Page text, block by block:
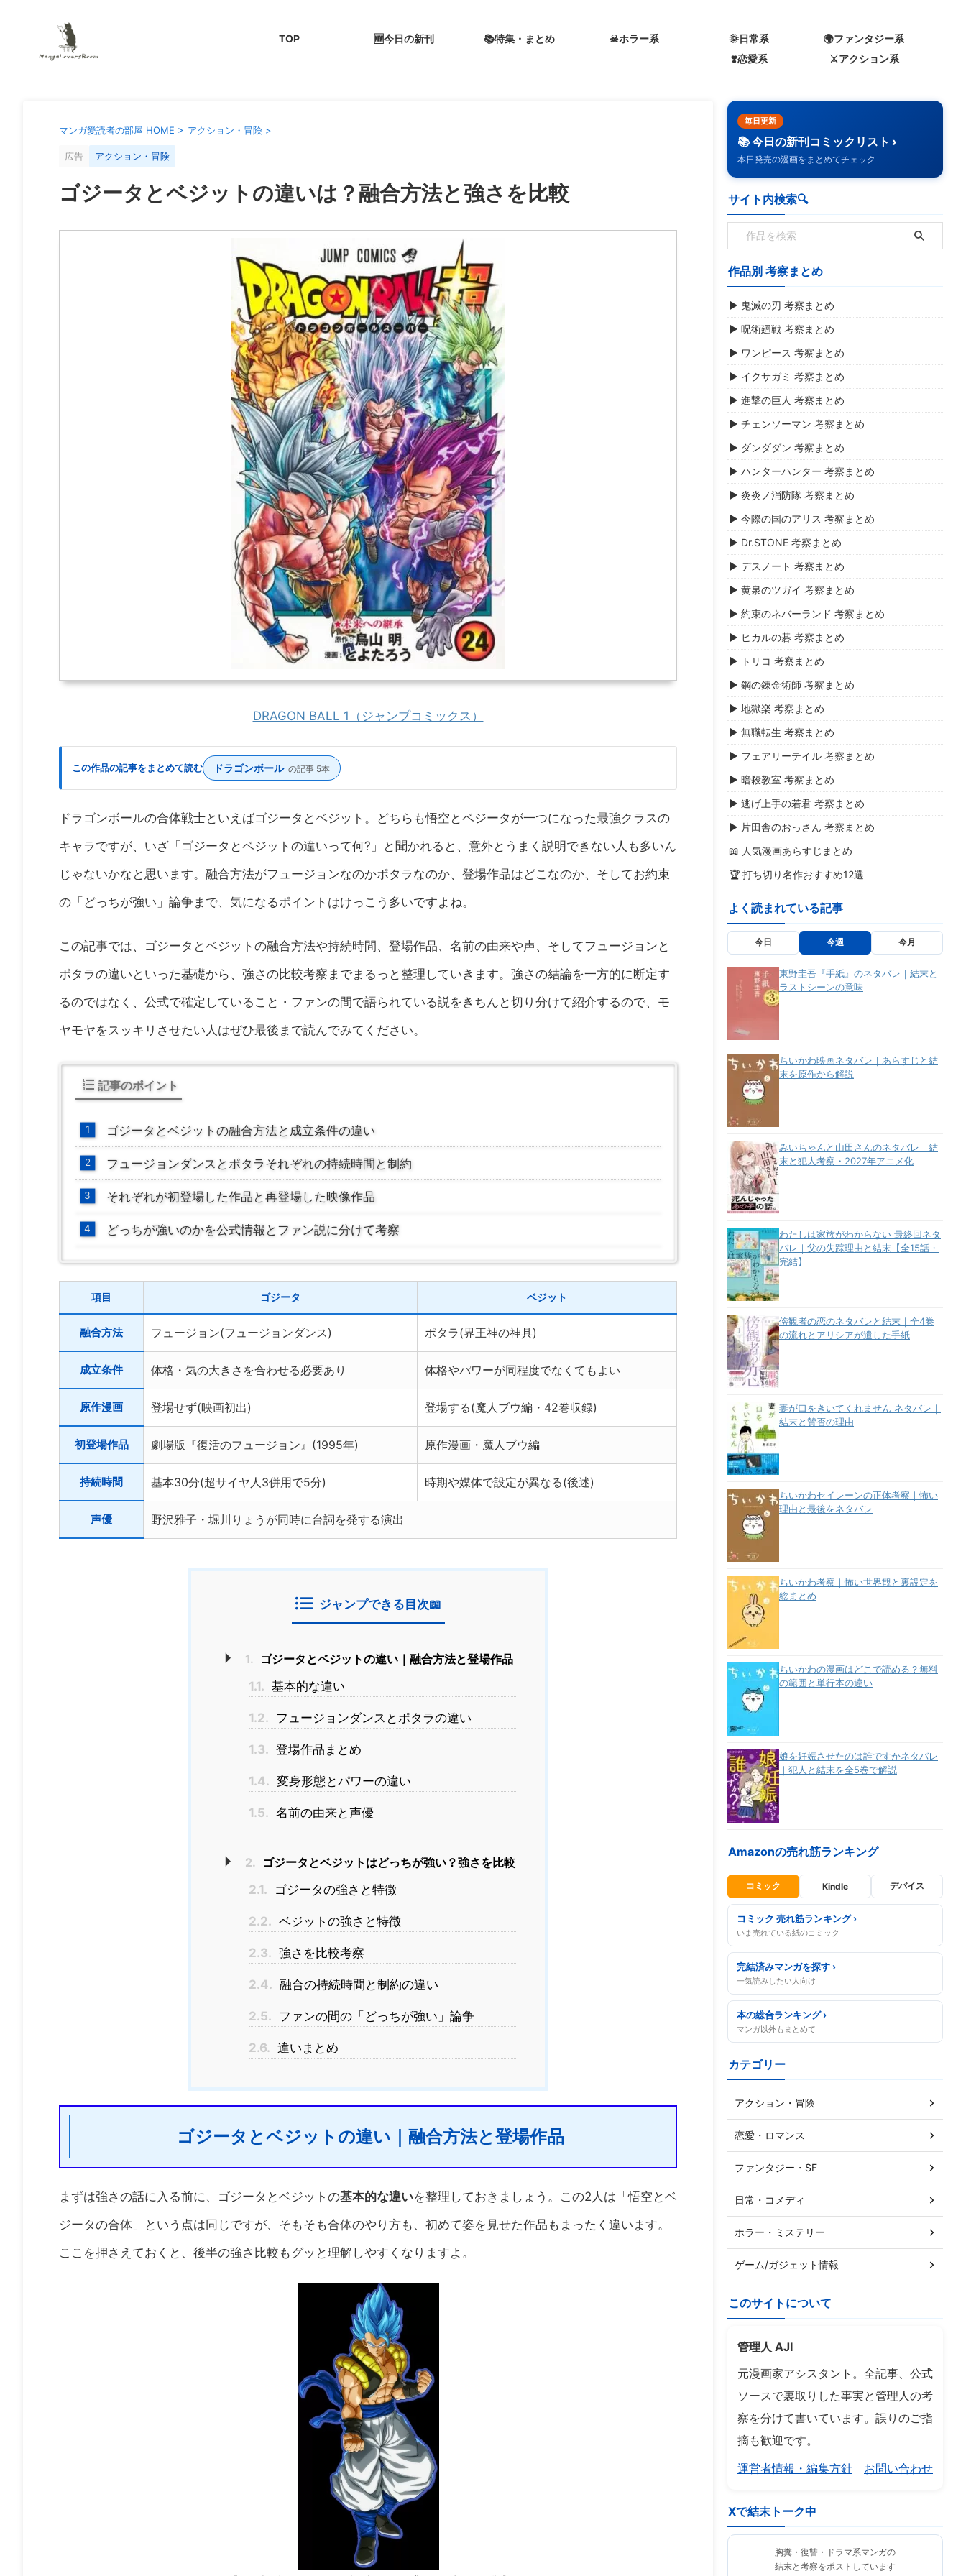
TOP 🆕今日の新刊 📚特集・まとめ ☠ホラー系 🌞日常系
🌍️ファンタジー系
❣️恋愛系
⚔️アクション系
マンガ愛読者の部屋 HOME > アクション・冒険 >
広告 アクション・冒険
ゴジータとベジットの違いは？融合方法と強さを比較
DRAGON BALL 1（ジャンプコミックス）
この作品の記事をまとめて読む ドラゴンボール の記事 5本
ドラゴンボールの合体戦士といえばゴジータとベジット。どちらも悟空とベジータが一つになった最強クラスの
キャラですが、いざ「ゴジータとベジットの違いって何?」と聞かれると、意外とうまく説明できない人も多いん
じゃないかなと思います。融合方法がフュージョンなのかポタラなのか、登場作品はどこなのか、そしてお約束
の「どっちが強い」論争まで、気になるポイントはけっこう多いですよね。
この記事では、ゴジータとベジットの融合方法や持続時間、登場作品、名前の由来や声、そしてフュージョンと
ポタラの違いといった基礎から、強さの比較考察までまるっと整理していきます。強さの結論を一方的に断定す
るのではなく、公式で確定していること・ファンの間で語られている説をきちんと切り分けて紹介するので、モ
ヤモヤをスッキリさせたい人はぜひ最後まで読んでみてください。
記事のポイント
ゴジータとベジットの融合方法と成立条件の違い
フュージョンダンスとポタラそれぞれの持続時間と制約
それぞれが初登場した作品と再登場した映像作品
どっちが強いのかを公式情報とファン説に分けて考察
項目 ゴジータ ベジット
融合方法 フュージョン(フュージョンダンス) ポタラ(界王神の神具)
成立条件 体格・気の大きさを合わせる必要あり 体格やパワーが同程度でなくてもよい
原作漫画 登場せず(映画初出) 登場する(魔人ブウ編・42巻収録)
初登場作品 劇場版『復活のフュージョン』(1995年) 原作漫画・魔人ブウ編
持続時間 基本30分(超サイヤ人3併用で5分) 時期や媒体で設定が異なる(後述)
声優 野沢雅子・堀川りょうが同時に台詞を発する演出
ジャンプできる目次📖
1. ゴジータとベジットの違い｜融合方法と登場作品
1.1. 基本的な違い
1.2. フュージョンダンスとポタラの違い
1.3. 登場作品まとめ
1.4. 変身形態とパワーの違い
1.5. 名前の由来と声優
2. ゴジータとベジットはどっちが強い？強さを比較
2.1.
ゴジータの強さと特徴
2.2. ベジットの強さと特徴
2.3. 強さを比較考察
2.4. 融合の持続時間と制約の違い
2.5. ファンの間の「どっちが強い」論争
2.6. 違いまとめ
ゴジータとベジットの違い｜融合方法と登場作品
まずは強さの話に入る前に、ゴジータとベジットの基本的な違いを整理しておきましょう。この2人は「悟空とベ
ジータの合体」という点は同じですが、そもそも合体のやり方も、初めて姿を見せた作品もまったく違います。
ここを押さえておくと、後半の強さ比較もグッと理解しやすくなりますよ。
毎日更新
📚 今日の新刊コミックリスト ›
本日発売の漫画をまとめてチェック
サイト内検索🔍️
作品別 考察まとめ
▶ 鬼滅の刃 考察まとめ
▶ 呪術廻戦 考察まとめ
▶ ワンピース 考察まとめ
▶ イクサガミ 考察まとめ
▶ 進撃の巨人 考察まとめ
▶ チェンソーマン 考察まとめ
▶ ダンダダン 考察まとめ
▶ ハンターハンター 考察まとめ
▶ 炎炎ノ消防隊 考察まとめ
▶ 今際の国のアリス 考察まとめ
▶ Dr.STONE 考察まとめ
▶ デスノート 考察まとめ
▶ 黄泉のツガイ 考察まとめ
▶ 約束のネバーランド 考察まとめ
▶ ヒカルの碁 考察まとめ
▶ トリコ 考察まとめ
▶ 鋼の錬金術師 考察まとめ
▶ 地獄楽 考察まとめ
▶ 無職転生 考察まとめ
▶ フェアリーテイル 考察まとめ
▶ 暗殺教室 考察まとめ
▶ 逃げ上手の若君 考察まとめ
▶ 片田舎のおっさん 考察まとめ
📖 人気漫画あらすじまとめ
🏆 打ち切り名作おすすめ12選
よく読まれている記事
今日 今週 今月
東野圭吾『手紙』のネタバレ｜結末と
ラストシーンの意味
ちいかわ映画ネタバレ｜あらすじと結
末を原作から解説
みいちゃんと山田さんのネタバレ｜結
末と犯人考察・2027年アニメ化
わたしは家族がわからない 最終回ネタ
バレ｜父の失踪理由と結末【全15話・
完結】
傍観者の恋のネタバレと結末｜全4巻
の流れとアリシアが遺した手紙
妻が口をきいてくれません ネタバレ｜
結末と賛否の理由
ちいかわセイレーンの正体考察｜怖い
理由と最後をネタバレ
ちいかわ考察｜怖い世界観と裏設定を
総まとめ
ちいかわの漫画はどこで読める？無料
の範囲と単行本の違い
娘を妊娠させたのは誰ですかネタバレ
｜犯人と結末を全5巻で解説
Amazonの売れ筋ランキング
コミック Kindle デバイス
コミック 売れ筋ランキング ›
いま売れている紙のコミック
完結済みマンガを探す ›
一気読みしたい人向け
本の総合ランキング ›
マンガ以外もまとめて
カテゴリー
アクション・冒険
恋愛・ロマンス
ファンタジー・SF
日常・コメディ
ホラー・ミステリー
ゲーム/ガジェット情報
このサイトについて
管理人 AJI
元漫画家アシスタント。全記事、公式
ソースで裏取りした事実と管理人の考
察を分けて書いています。誤りのご指
摘も歓迎です。
運営者情報・編集方針
お問い合わせ
Xで結末トーク中
胸糞・復讐・ドラマ系マンガの
結末と考察をポストしています